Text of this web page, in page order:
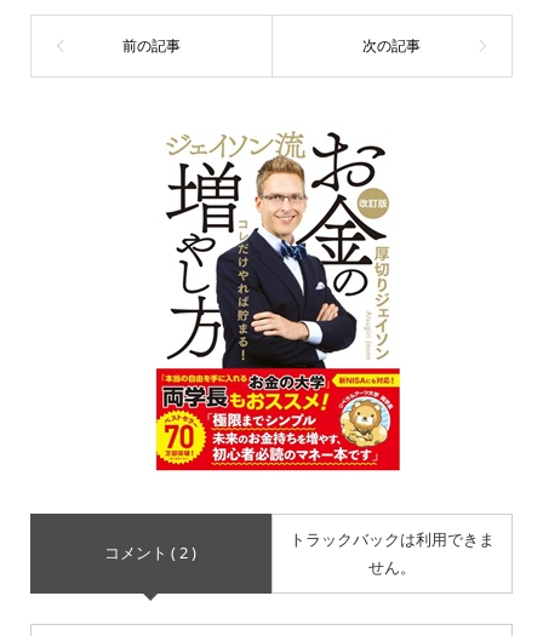
コメント ( 2 )
トラックバックは利用できま
せん。